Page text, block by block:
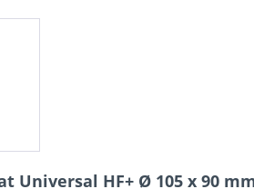
HF+ Ø 105 x 90